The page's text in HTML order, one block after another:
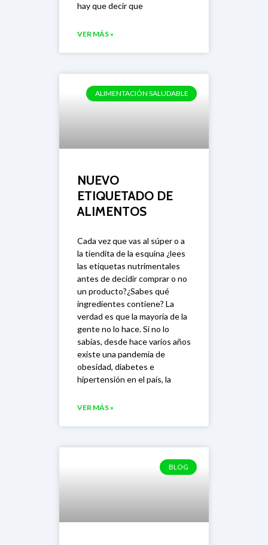
hay que decir que
VER MÁS »
ALIMENTACIÓN SALUDABLE
NUEVO
ETIQUETADO DE
ALIMENTOS
Cada vez que vas al súper o a
la tiendita de la esquina ¿lees
las etiquetas nutrimentales
antes de decidir comprar o no
un producto?¿Sabes qué
ingredientes contiene? La
verdad es que la mayoría de la
gente no lo hace. Si no lo
sabías, desde hace varios años
existe una pandemia de
obesidad, diabetes e
hipertensión en el país, la
VER MÁS »
BLOG